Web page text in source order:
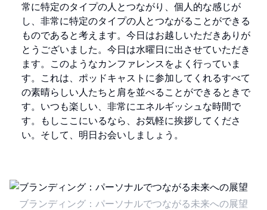
常に特定のタイプの人とつながり、個人的な感じが
し、非常に特定のタイプの人とつながることができる
ものであると考えます。今日はお越しいただきありが
とうございました。今日は水曜日に出させていただき
ます。このようなカンファレンスをよく行っていま
す。これは、ポッドキャストに参加してくれるすべて
の素晴らしい人たちと肩を並べることができるときで
す。いつも楽しい、非常にエネルギッシュな時間で
す。もしここにいるなら、お気軽に挨拶してくださ
い。そして、明日お会いしましょう。
ブランディング：パーソナルでつながる未来への展望